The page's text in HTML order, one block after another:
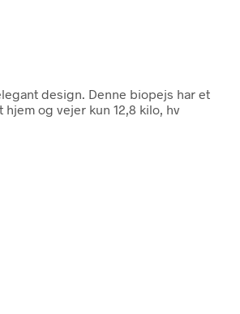
design. Denne biopejs har et
og vejer kun 12,8 kilo, hv